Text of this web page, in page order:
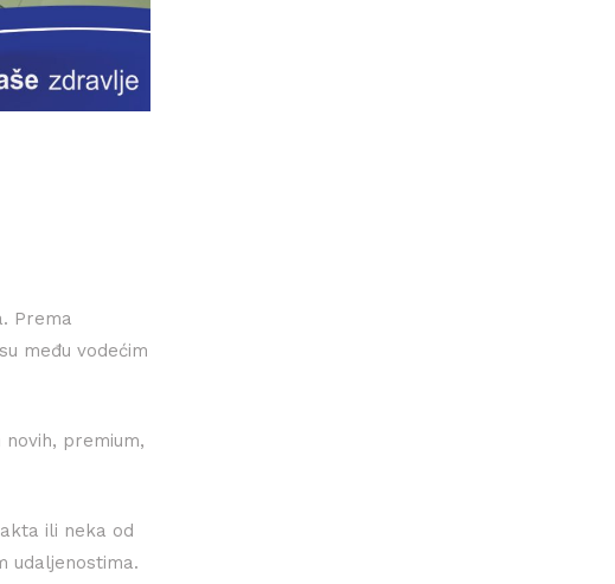
Prema
među vodećim
premium,
ili neka od
udaljenostima.